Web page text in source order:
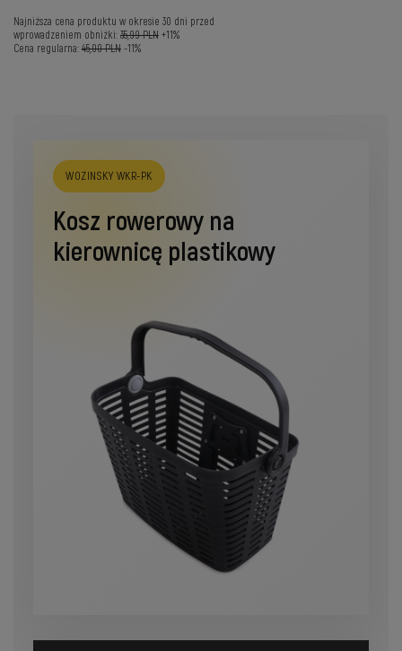
Najniższa cena produktu w okresie 30 dni przed
wprowadzeniem obniżki: 35,99 PLN +11%
Cena regularna: 45,00 PLN -11%
WOZINSKY WKR-PK
Kosz rowerowy na
kierownicę plastikowy